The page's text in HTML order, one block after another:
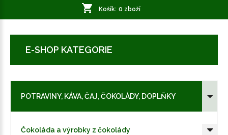
Košík: 0 zboží
E-SHOP KATEGORIE
POTRAVINY, KÁVA, ČAJ, ČOKOLÁDY, DOPLŇKY
Čokoláda a výrobky z čokolády